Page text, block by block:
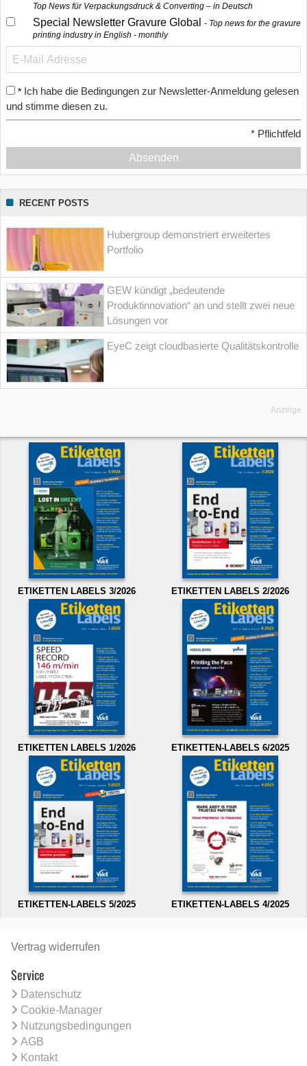
Top News für Verpackungsdruck & Converting – in Deutsch
Special Newsletter Gravure Global
Top news for the gravure
printing industry in English - monthly
* Ich habe die Bedingungen zur Newsletter-Anmeldung gelesen
und stimme diesen zu.
* Pflichtfeld
Absenden
RECENT POSTS
Hubergroup demonstriert erweitertes
Portfolio
GEW kündigt „bedeutende
Produktinnovation“ an und stellt zwei neue
Lösungen vor
EyeC zeigt cloudbasierte Qualitätskontrolle
Anzeige
ETIKETTEN LABELS 3/2026 ETIKETTEN LABELS 2/2026
ETIKETTEN LABELS 1/2026 ETIKETTEN-LABELS 6/2025
ETIKETTEN-LABELS 5/2025 ETIKETTEN-LABELS 4/2025
Vertrag widerrufen
Service
Datenschutz
Cookie-Manager
Nutzungsbedingungen
AGB
Kontakt